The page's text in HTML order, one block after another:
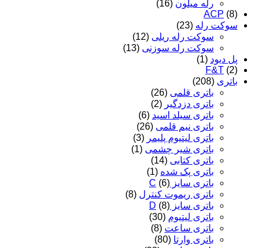
رله میلون (16)
ACP (8)
سوکت رله (23)
سوکت رله ریلی (12)
سوکت رله سوزنی (13)
پل دیود (1)
F&T (2)
باتری (208)
باتری قلمی (26)
باتری دزدگیر (2)
باتری سیلد اسید (6)
باتری نیم قلمی (26)
باتری لیتیوم پلیمر (3)
باتری شیر چشمی (1)
باتری کتابی (14)
باتری پک شده (1)
باتری سایز C (6)
باتری ریموت کنترل (8)
باتری سایز D (8)
باتری لیتیوم (30)
باتری ساعت (8)
باتری وارتا (80)